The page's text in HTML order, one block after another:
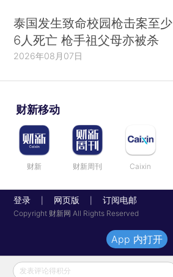
泰国发生致命校园枪击案至少
6人死亡 枪手祖父母亦被杀
2026年08月07日
财新移动
财新 财新周刊 Caixin
登录 网页版 订阅电邮
Copyright 财新网 All Rights Reserved
发表评论得积分
App 内打开